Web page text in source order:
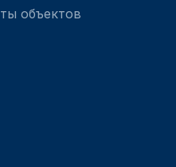
объектов